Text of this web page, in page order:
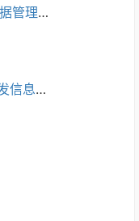
用数据说话：EXCEL通用企业数据管理与分析培训
产品数据管理面对面—成功的研发信息化培训